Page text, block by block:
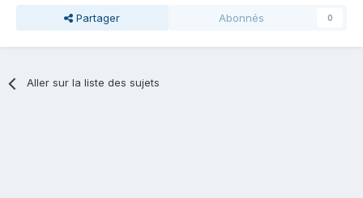
Partager Abonnés 0
Aller sur la liste des sujets